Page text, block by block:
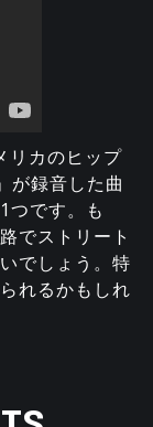
カのヒップ
録音した曲
つです。も
でストリート
でしょう。特
れるかもしれ